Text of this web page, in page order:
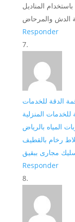
المناديل
Responder
الدقة للخدمات
المنزلية
المياه بالرياض
رخام بالقطيف
مجارى ببقيق
Responder